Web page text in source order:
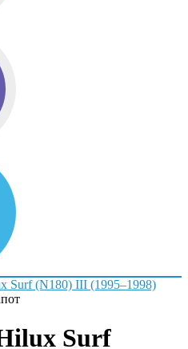
Surf (N180) III (1995–1998)
Surf